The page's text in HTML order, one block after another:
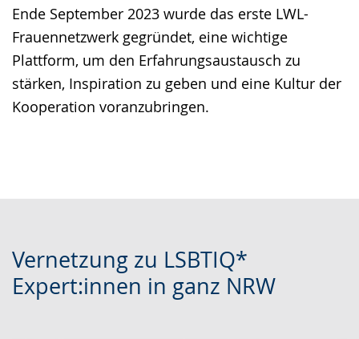
Ende September 2023 wurde das erste LWL-
Frauennetzwerk gegründet, eine wichtige
Plattform, um den Erfahrungsaustausch zu
stärken, Inspiration zu geben und eine Kultur der
Kooperation voranzubringen.
wird
angezeigt.
Vernetzung zu LSBTIQ*
Expert:innen in ganz NRW